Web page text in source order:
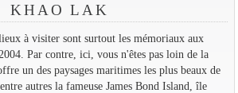
KHAO LAK
à visiter sont surtout les mémoriaux aux
Par contre, ici, vous n'êtes pas loin de la
un des paysages maritimes les plus beaux de
autres la fameuse James Bond Island, île